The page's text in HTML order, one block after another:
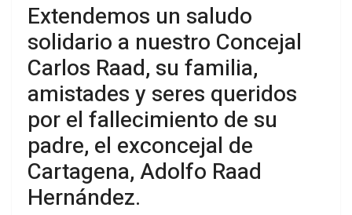
Extendemos un saludo
solidario a nuestro Concejal
Carlos Raad, su familia,
amistades y seres queridos
por el fallecimiento de su
padre, el exconcejal de
Cartagena, Adolfo Raad
Hernández.